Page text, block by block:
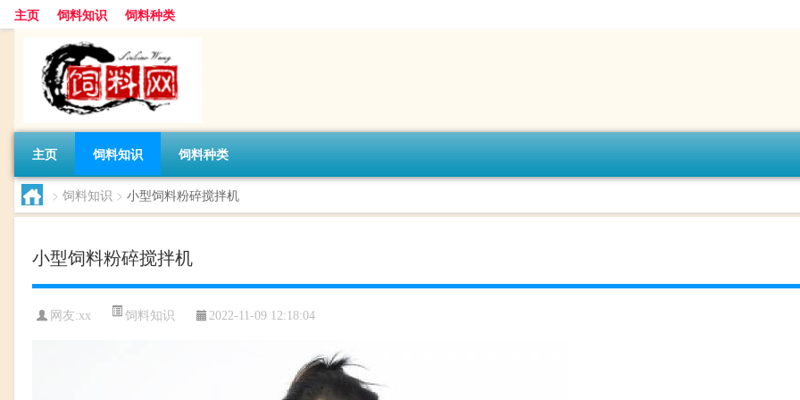
主页 饲料知识 饲料种类
主页 饲料知识 饲料种类
> 饲料知识 > 小型饲料粉碎搅拌机
小型饲料粉碎搅拌机
网友:xx 饲料知识 2022-11-09 12:18:04